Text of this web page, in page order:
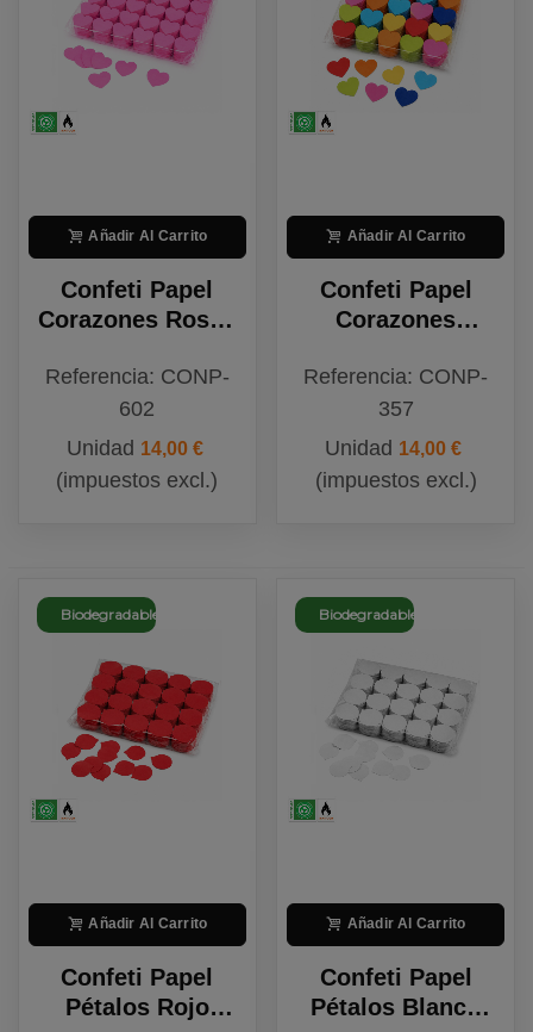
Añadir Al Carrito
Confeti Papel
Corazones Rosas
Referencia: CONP-
602
Unidad 14,00 €
(impuestos excl.)
Añadir Al Carrito
Confeti Papel
Corazones
Biodegradable
Referencia: CONP-
357
Unidad 14,00 €
(impuestos excl.)
Biodegradable
Añadir Al Carrito
Confeti Papel
Pétalos Rojo
Biodegradable
Añadir Al Carrito
Confeti Papel
Pétalos Blanco